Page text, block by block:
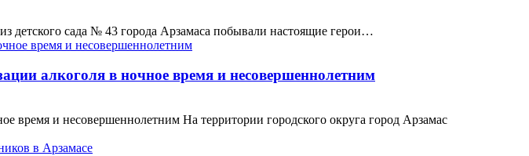
детского сада № 43 города Арзамаса побывали настоящие герои…
алкоголя в ночное время и несовершеннолетним
время и несовершеннолетним На территории городского округа город Арзамас